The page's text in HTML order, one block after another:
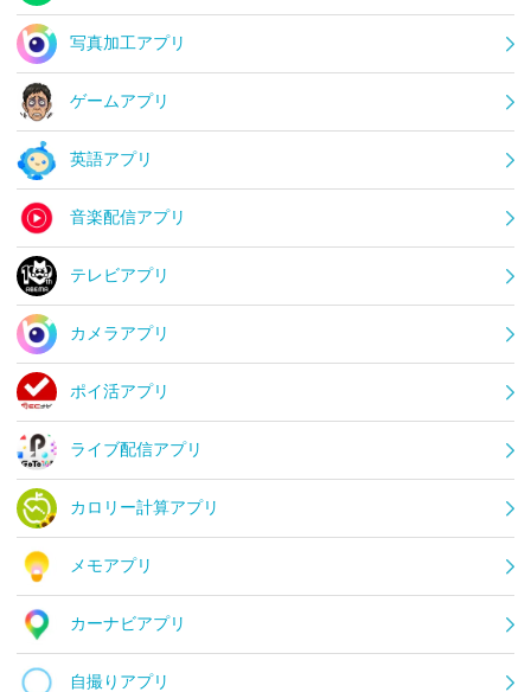
写真加工アプリ
ゲームアプリ
英語アプリ
音楽配信アプリ
テレビアプリ
カメラアプリ
ポイ活アプリ
ライブ配信アプリ
カロリー計算アプリ
メモアプリ
カーナビアプリ
自撮りアプリ